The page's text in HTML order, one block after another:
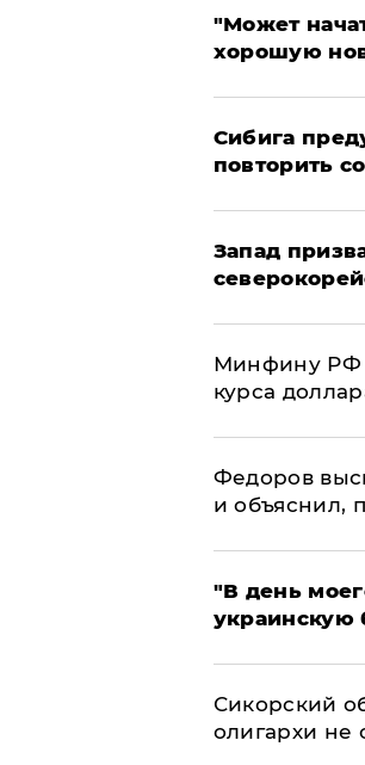
"Может
хорошую
Сибига
повторить
Запад
Минфину РФ
курса
Федоров
и объяснил,
​"В день
украинскую
Сикорский
олигархи не